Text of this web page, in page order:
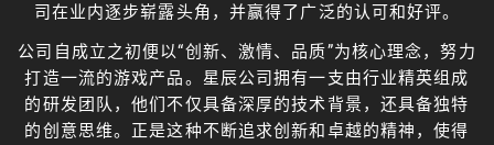
司在业内逐步崭露头角，并赢得了广泛的认可和好评。
公司自成立之初便以“创新、激情、品质”为核心理念，努力
打造一流的游戏产品。星辰公司拥有一支由行业精英组成
的研发团队，他们不仅具备深厚的技术背景，还具备独特
的创意思维。正是这种不断追求创新和卓越的精神，使得